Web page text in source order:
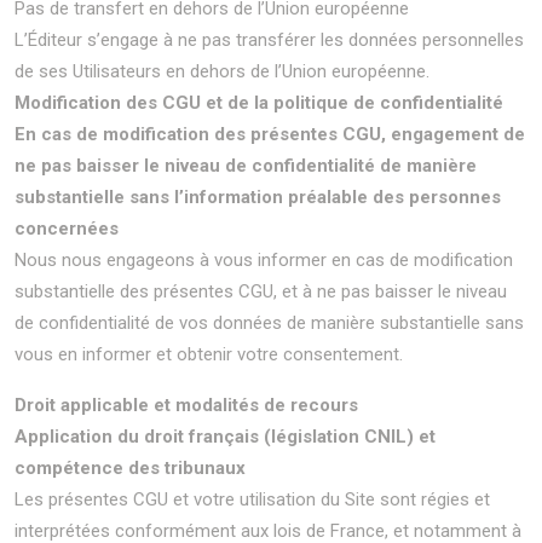
Pas de transfert en dehors de l’Union européenne
L’Éditeur s’engage à ne pas transférer les données personnelles
de ses Utilisateurs en dehors de l’Union européenne.
Modification des CGU et de la politique de confidentialité
En cas de modification des présentes CGU, engagement de
ne pas baisser le niveau de confidentialité de manière
substantielle sans l’information préalable des personnes
concernées
Nous nous engageons à vous informer en cas de modification
substantielle des présentes CGU, et à ne pas baisser le niveau
de confidentialité de vos données de manière substantielle sans
vous en informer et obtenir votre consentement.
Droit applicable et modalités de recours
Application du droit français (législation CNIL) et
compétence des tribunaux
Les présentes CGU et votre utilisation du Site sont régies et
interprétées conformément aux lois de France, et notamment à